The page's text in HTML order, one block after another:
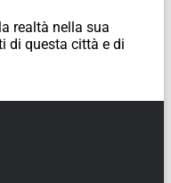
realtà nella sua
di questa città e di